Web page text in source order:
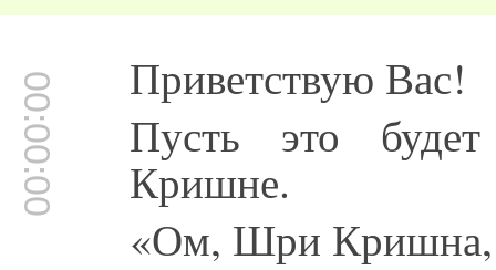
00:00:00
Приветствую Вас!
Пусть это
Кришне.
«Ом, Шри Кришна,